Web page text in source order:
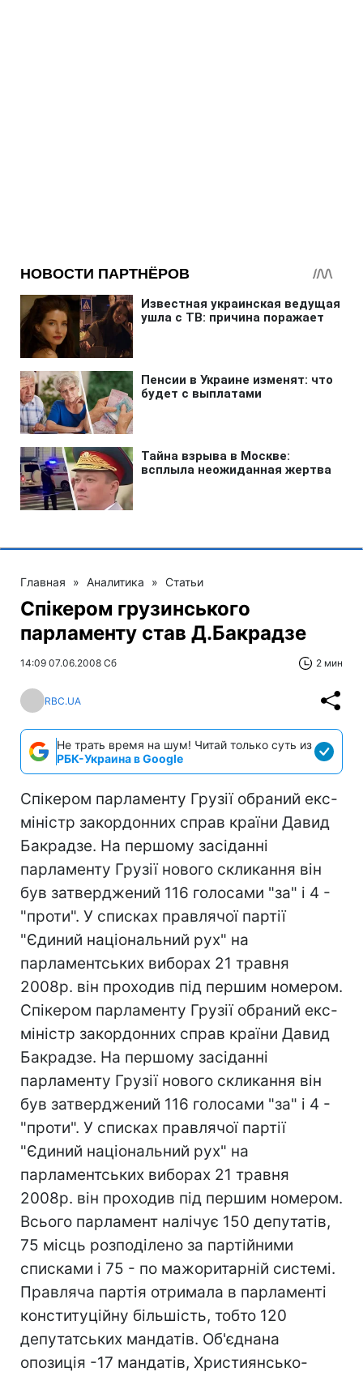
Главная » Аналитика » Статьи
Спікером грузинського
парламенту став Д.Бакрадзе
14:09 07.06.2008 Сб 2 мин
RBC.UA
Не трать время на шум! Читай только суть из
РБК-Украина в Google
Спікером парламенту Грузії обраний екс-
міністр закордонних справ країни Давид
Бакрадзе. На першому засіданні
парламенту Грузії нового скликання він
був затверджений 116 голосами "за" і 4 -
"проти". У списках правлячої партії
"Єдиний національний рух" на
парламентських виборах 21 травня
2008р. він проходив під першим номером.
Спікером парламенту Грузії обраний екс-
міністр закордонних справ країни Давид
Бакрадзе. На першому засіданні
парламенту Грузії нового скликання він
був затверджений 116 голосами "за" і 4 -
"проти". У списках правлячої партії
"Єдиний національний рух" на
парламентських виборах 21 травня
2008р. він проходив під першим номером.
Всього парламент налічує 150 депутатів,
75 місць розподілено за партійними
списками і 75 - по мажоритарній системі.
Правляча партія отримала в парламенті
конституційну більшість, тобто 120
депутатських мандатів. Об'єднана
опозиція -17 мандатів, Християнсько-